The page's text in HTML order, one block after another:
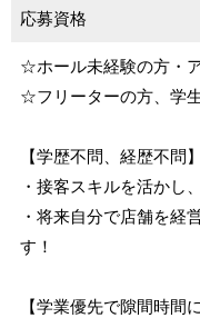
応募資格
☆ホール未経験の方・
☆フリーターの方、学
【学歴不問、経歴不問】
・接客スキルを活かし
・将来自分で店舗を経
す！
【学業優先で隙間時間